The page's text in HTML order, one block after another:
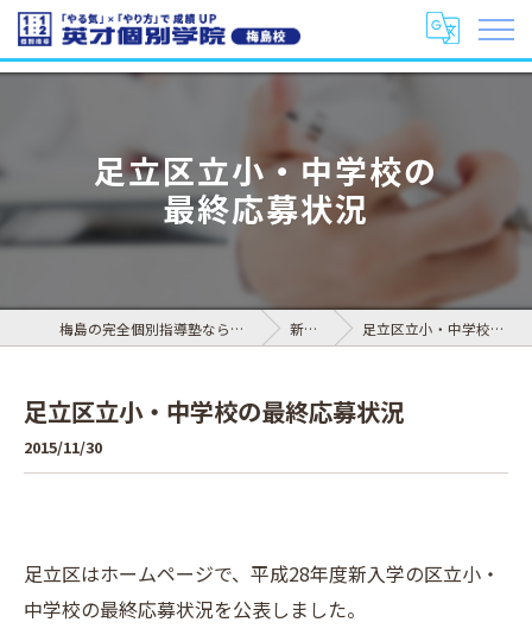
足立区立小・中学校の
最終応募状況
梅島の完全個別指導塾なら英才個別学院 梅島校 新着情報 足立区立小・中学校の最終応募状況
足立区立小・中学校の最終応募状況
2015/11/30
足立区はホームページで、平成28年度新入学の区立小・
中学校の最終応募状況を公表しました。